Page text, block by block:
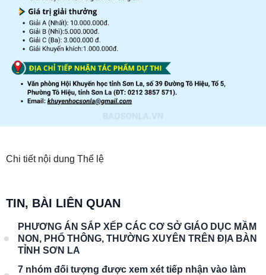
Chi tiết nội dung Thể lệ
TIN, BÀI LIÊN QUAN
PHƯƠNG ÁN SẮP XẾP CÁC CƠ SỞ GIÁO DỤC MẦM
NON, PHỔ THÔNG, THƯỜNG XUYÊN TRÊN ĐỊA BÀN
TỈNH SƠN LA
7 nhóm đối tượng được xem xét tiếp nhận vào làm